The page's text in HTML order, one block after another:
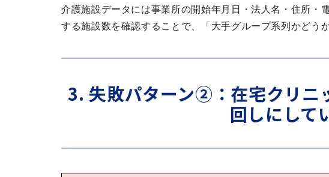
介護施設データには事業所の開始年月日・法人名・住所・
する施設数を確認することで、「大手グループ系列かどう
3. 失敗パターン②：在宅クリニ
回しにして